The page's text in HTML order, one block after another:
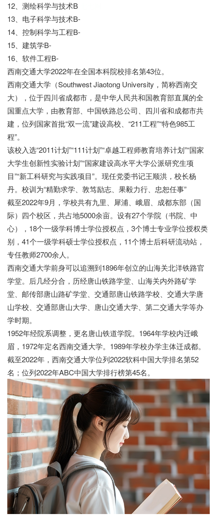
12、测绘科学与技术B
13、电子科学与技术B-
14、控制科学与工程B-
15、建筑学B-
16、软件工程B-
西南交通大学2022年在全国本科院校排名第43位。
西南交通大学（Southwest Jiaotong University，简称西南交
大），位于四川省成都市，是中华人民共和国教育部直属的全
国重点大学，由教育部、中国铁路总公司、四川省和成都市共
建，位列国家首批“双一流”建设高校、“211工程”“特色985工
程”。
该校入选“2011计划”“111计划”“卓越工程师教育培养计划”“国家
大学生创新性实验计划”“国家建设高水平大学公派研究生项
目”“新工科研究与实践项目”。现任党委书记王顺洪，校长杨
丹。校训为“精勤求学、敦笃励志、果毅力行、忠恕任事”
截至2022年9月，学校共有九里、犀浦、峨眉、成都东部（国
际）四个校区，共占地5000余亩。设有27个学院（书院、中
心），18个一级学科博士学位授权点，3个博士专业学位授权类
别，41个一级学科硕士学位授权点，11个博士后科研流动站，
专任教师2700余人。
西南交通大学前身可以追溯到1896年创立的山海关北洋铁路官
学堂。后几经分合，历经唐山铁路学堂、山海关内外路矿学
堂、邮传部唐山路矿学堂、交通部唐山铁路学校、交通大学唐
山学校、交通部唐山大学、唐山交通大学、第二交通大学等办
学时期。
1952年经院系调整，更名唐山铁道学院。1964年学校内迁峨
眉，1972年定名西南交通大学。1989年学校办学主体迁成都。
截至2022年，西南交通大学位列2022软科中国大学排名第52
名；位列2022年ABC中国大学排行榜第45名。